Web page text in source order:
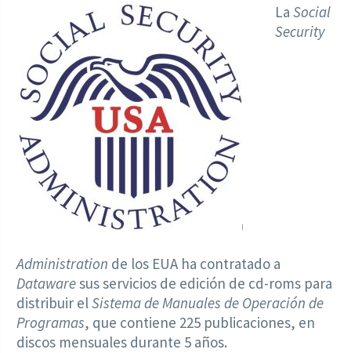
LaSocial
Security
Administration de los EUA ha contratado a
Datawaresus servicios de edición de cd-roms para
distribuir elSistema de Manuales de Operación de
Programas, que contiene 225 publicaciones, en
discos mensuales durante 5 años.